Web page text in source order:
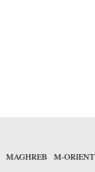
MAGHREB M-ORIENT